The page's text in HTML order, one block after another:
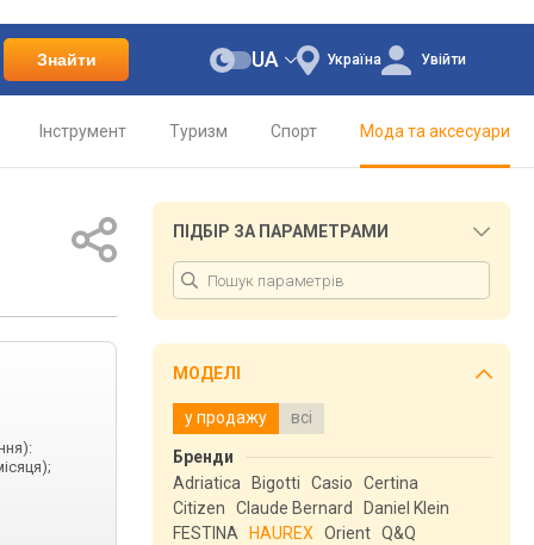
Знайти Україна
UA Увійти
Інструмент Туризм Спорт Мода та аксесуари
ПІДБІР ЗА ПАРАМЕТРАМИ
МОДЕЛІ
у продажу всі
Бренди
Adriatica
Bigotti Casio
Certina
Citizen
Claude Bernard
Daniel Klein
FESTINA
HAUREX Orient Q&Q